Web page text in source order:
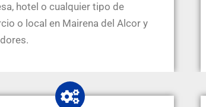
hotel o cualquier tipo de
o local en Mairena del Alcor y